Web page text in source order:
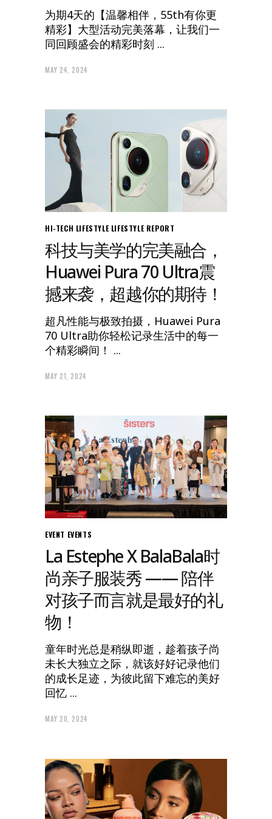
为期4天的【温馨相伴，55th有你更
精彩】大型活动完美落幕，让我们一
同回顾盛会的精彩时刻
MAY 24, 2024
HI-TECH LIFESTYLE LIFESTYLE REPORT
科技与美学的完美融合，
Huawei Pura 70 Ultra震
撼来袭，超越你的期待！
超凡性能与极致拍摄，Huawei Pura
70 Ultra助你轻松记录生活中的每一
个精彩瞬间！
MAY 21, 2024
EVENT EVENTS
La Estephe X BalaBala时
尚亲子服装秀 —— 陪伴
对孩子而言就是最好的礼
物！
童年时光总是稍纵即逝，趁着孩子尚
未长大独立之际，就该好好记录他们
的成长足迹，为彼此留下难忘的美好
回忆
MAY 20, 2024